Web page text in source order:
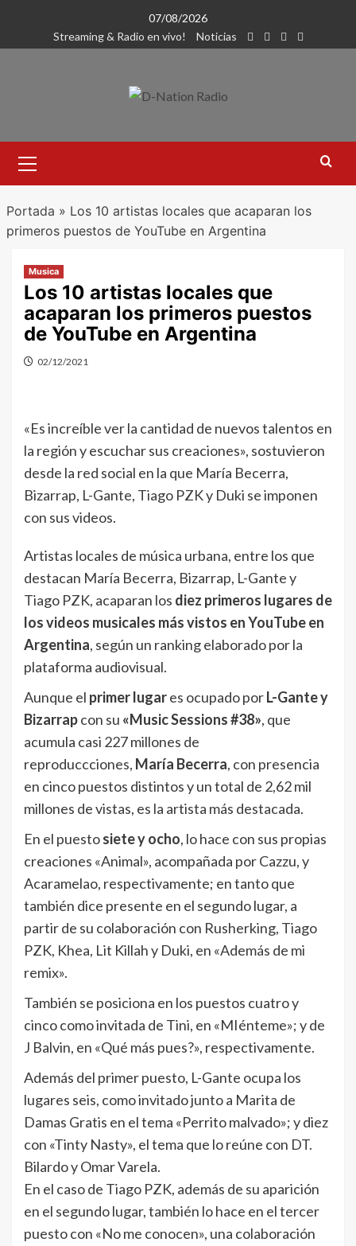
contenido
07/08/2026
Streaming & Radio en vivo!
Noticias
primario
Portada » Los 10 artistas locales que acaparan los
primeros puestos de YouTube en Argentina
Musica
Los 10 artistas locales que
acaparan los primeros puestos
de YouTube en Argentina
02/12/2021
«Es increíble ver la cantidad de nuevos talentos en
la región y escuchar sus creaciones», sostuvieron
desde la red social en la que María Becerra,
Bizarrap, L-Gante, Tiago PZK y Duki se imponen
con sus videos.
Artistas locales de música urbana, entre los que
destacan María Becerra, Bizarrap, L-Gante y
Tiago PZK, acaparan los diez primeros lugares de
los videos musicales más vistos en YouTube en
Argentina, según un ranking elaborado por la
plataforma audiovisual.
Aunque el primer lugares ocupado porL-Gante y
Bizarrapcon su «Music Sessions #38», que
acumula casi 227 millones de
reproduccciones, María Becerra, con presencia
en cinco puestos distintos y un total de 2,62 mil
millones de vistas, es la artista más destacada.
En el puestosiete y ocho, lo hace con sus propias
creaciones «Animal», acompañada por Cazzu, y
Acaramelao, respectivamente; en tanto que
también dice presente en el segundo lugar, a
partir de su colaboración con Rusherking, Tiago
PZK, Khea, Lit Killah y Duki, en «Además de mi
remix».
También se posiciona en los puestos cuatro y
cinco como invitada de Tini, en «MIénteme»; y de
J Balvin, en «Qué más pues?», respectivamente.
Además del primer puesto, L-Gante ocupa los
lugares seis, como invitado junto a Marita de
Damas Gratis en el tema «Perrito malvado»; y diez
con «Tinty Nasty», el tema que lo reúne con DT.
Bilardo y Omar Varela.
En el caso de Tiago PZK, además de su aparición
en el segundo lugar, también lo hace en el tercer
puesto con «No me conocen», una colaboración